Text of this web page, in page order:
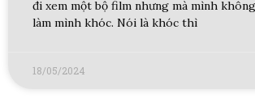
đi xem một bộ film nhưng mà mình
làm mình khóc. Nói là khóc thì
18/05/2024